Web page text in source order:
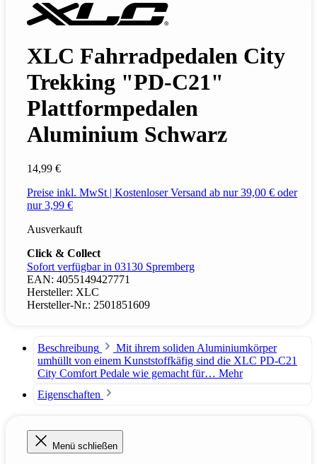
XLC Fahrradpedalen City
Trekking "PD-C21"
Plattformpedalen
Aluminium Schwarz
14,99 €
Preise inkl. MwSt | Kostenloser Versand ab nur 39,00 € oder
nur 3,99 €
Ausverkauft
Click & Collect
Sofort verfügbar in 03130 Spremberg
EAN: 4055149427771
Hersteller: XLC
Hersteller-Nr.: 2501851609
Beschreibung
Mit ihrem soliden Aluminiumkörper
umhüllt von einem Kunststoffkäfig sind die XLC PD-C21
City Comfort Pedale wie gemacht für… Mehr
Eigenschaften
Menü schließen